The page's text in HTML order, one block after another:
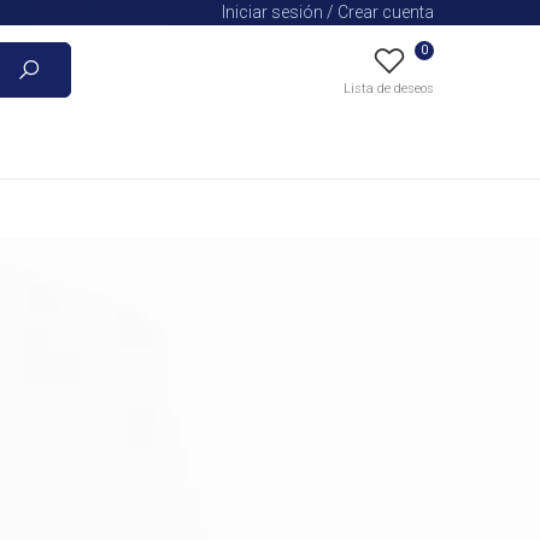
Iniciar sesión / Crear cuenta
Buscar
0
Lista de deseos